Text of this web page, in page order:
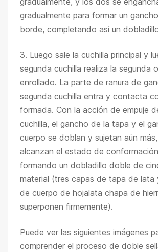
gradualmente para formar un
borde, completando así un
3. Luego sale la cuchilla principal y
segunda cuchilla realiza la segunda
enrollado. La parte de ranura de
segunda cuchilla entra y contacta
formada. Con la acción de empuje
cuchilla, el gancho de la tapa y el
cuerpo se doblan y sujetan aún
alcanzan el estado de
formando un dobladillo doble de
material (tres capas de tapa de lata
de cuerpo de hojalata chapa de
superponen firmemente).
Puede ver las siguientes imágenes
comprender el proceso de doble